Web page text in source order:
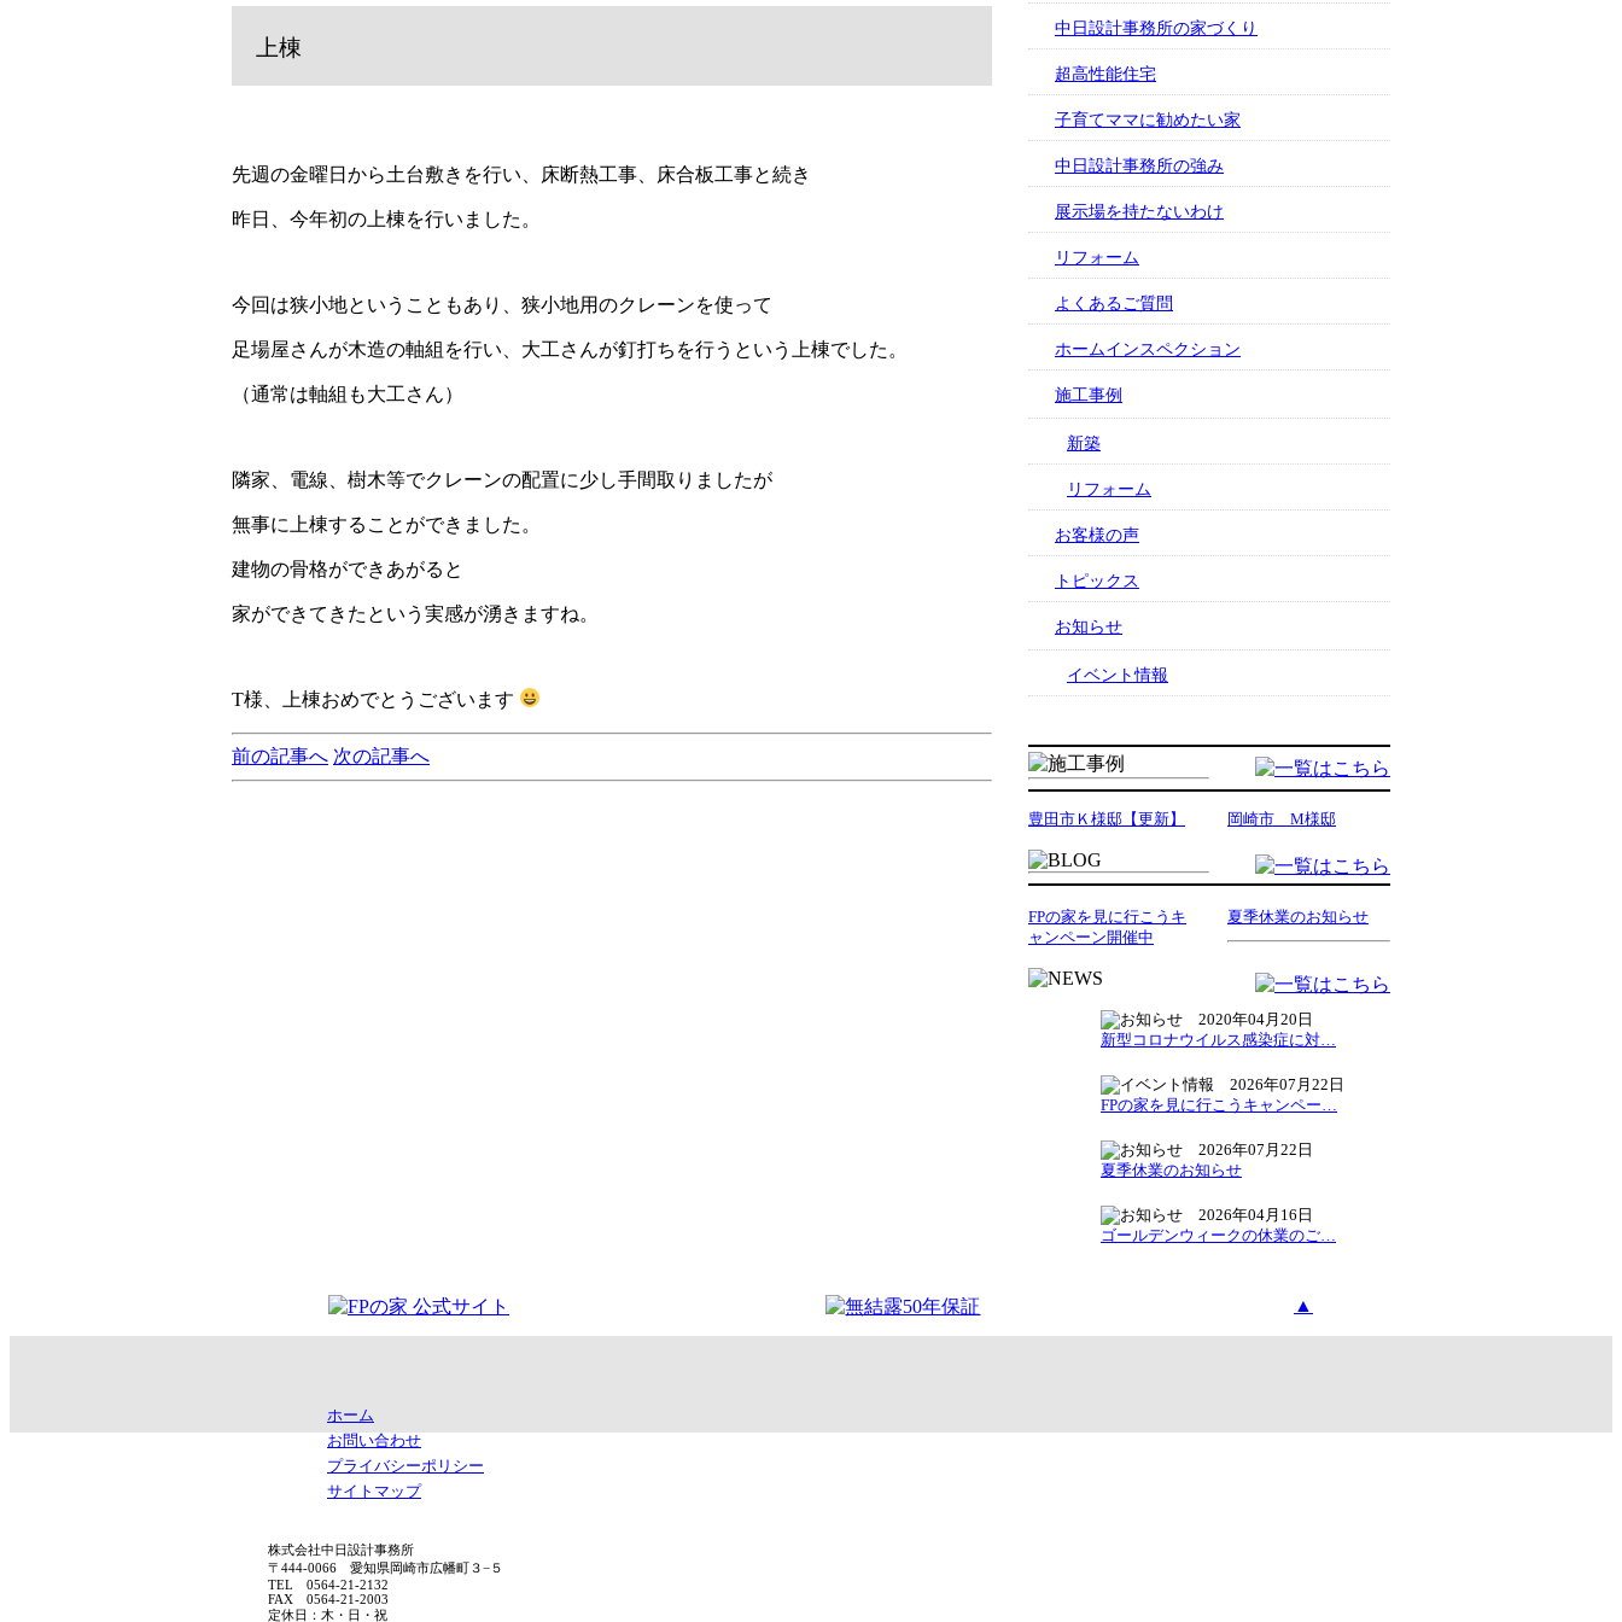
上棟
先週の金曜日から土台敷きを行い、床断熱工事、床合板工事と続き
昨日、今年初の上棟を行いました。
今回は狭小地ということもあり、狭小地用のクレーンを使って
足場屋さんが木造の軸組を行い、大工さんが釘打ちを行うという上棟でした。
（通常は軸組も大工さん）
隣家、電線、樹木等でクレーンの配置に少し手間取りましたが
無事に上棟することができました。
建物の骨格ができあがると
家ができてきたという実感が湧きますね。
T様、上棟おめでとうございます
前の記事へ 次の記事へ
中日設計事務所の家づくり
超高性能住宅
子育てママに勧めたい家
中日設計事務所の強み
展示場を持たないわけ
リフォーム
よくあるご質問
ホームインスペクション
施工事例
新築
リフォーム
お客様の声
トピックス
お知らせ
イベント情報
豊田市Ｋ様邸【更新】 岡崎市 M様邸
FPの家を見に行こうキ
ャンペーン開催中
夏季休業のお知らせ
2020年04月20日
新型コロナウイルス感染症に対…
2026年07月22日
FPの家を見に行こうキャンペー…
2026年07月22日
夏季休業のお知らせ
2026年04月16日
ゴールデンウィークの休業のご…
▲
ホーム
お問い合わせ
プライバシーポリシー
サイトマップ
株式会社中日設計事務所
〒444-0066 愛知県岡崎市広幡町３−５
TEL 0564-21-2132
FAX 0564-21-2003
定休日：木・日・祝